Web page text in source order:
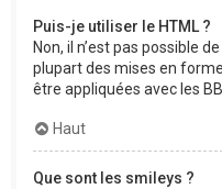
Puis-je utiliser le HTML ?
Non, il n’est pas possible
plupart des mises en
être appliquées avec les
Haut
Que sont les smileys ?